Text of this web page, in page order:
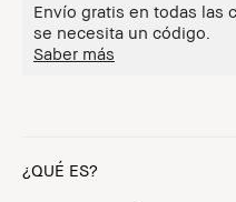
Envío gratis en todas las
se necesita un código.
Saber más
¿QUÉ ES?